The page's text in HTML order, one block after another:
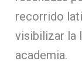
recorrido
visibilizar la
academia.